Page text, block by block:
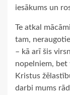
iesākums un
Te atkal
tam,
– kā arī šis
nopelniem, bet
Kristus
darbi mums